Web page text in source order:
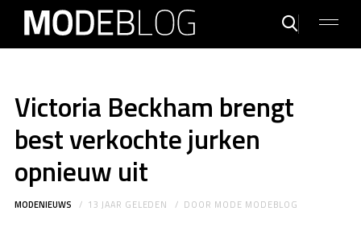
Victoria Beckham brengt
best verkochte jurken
opnieuw uit
MODENIEUWS 13 JAAR GELEDEN DOOR MODE MODEBLOG